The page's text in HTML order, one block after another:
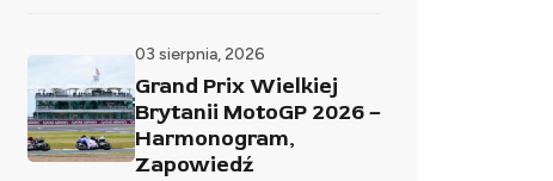
03 sierpnia, 2026
Grand Prix Wielkiej
Brytanii MotoGP 2026 –
Harmonogram,
Zapowiedź